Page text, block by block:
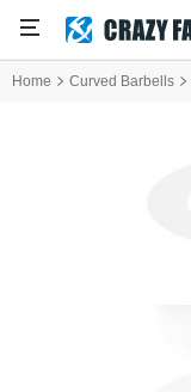
Home Curved Barbells